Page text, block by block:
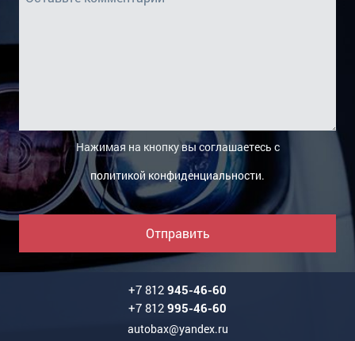
Нажимая на кнопку вы соглашаетесь с
политикой конфиденциальности.
Отправить
+7 812 945-46-60
+7 812 995-46-60
autobax@yandex.ru